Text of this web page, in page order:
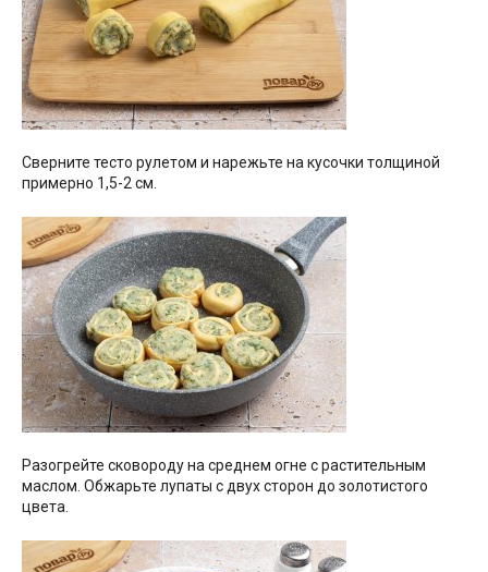
Сверните тесто рулетом и нарежьте на кусочки толщиной
примерно 1,5-2 см.
Разогрейте сковороду на среднем огне с растительным
маслом. Обжарьте лупаты с двух сторон до золотистого
цвета.